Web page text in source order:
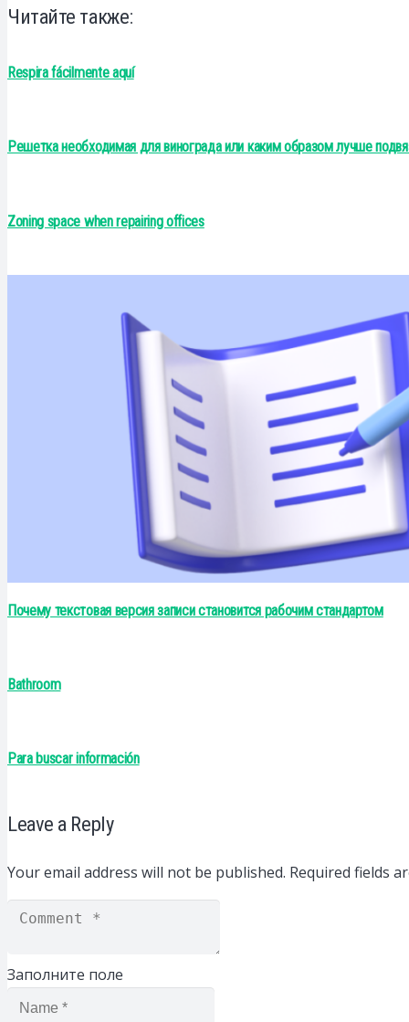
Читайте также:
Respira fácilmente aquí
Решетка необходимая для винограда или каким образом лучше
Zoning space when repairing offices
Почему текстовая версия записи становится рабочим стандартом
Bathroom
Para buscar información
Leave a Reply
Your email address will not be published. Required fields
Заполните поле